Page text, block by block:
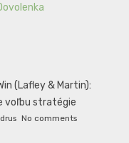
(Lafley & Martin):
voľbu stratégie
No comments